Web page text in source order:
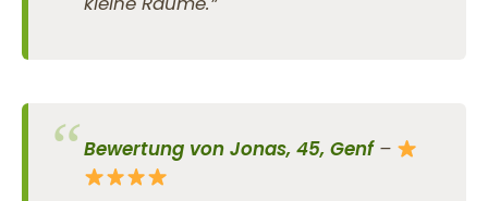
Bewertung von Jonas, 45, Genf–